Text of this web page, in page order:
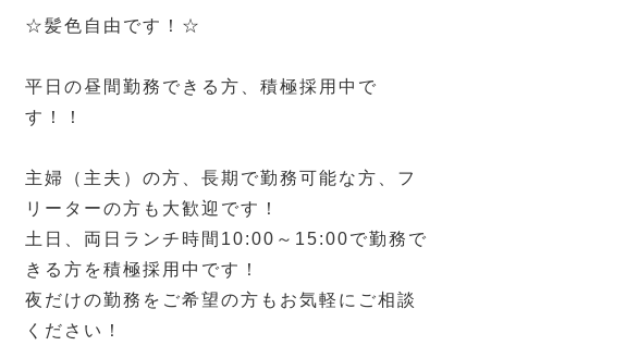
☆髪色自由です！☆
平日の昼間勤務できる方、積極採用中で
す！！
主婦（主夫）の方、長期で勤務可能な方、フ
リーターの方も大歓迎です！
土日、両日ランチ時間10:00～15:00で勤務で
きる方を積極採用中です！
夜だけの勤務をご希望の方もお気軽にご相談
ください！